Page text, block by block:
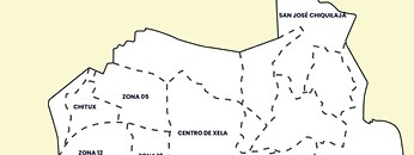
INCENDIAR VIVIENDA DE SU VECINA
a Ana “N”, de 26 años, quien es
policial, la detenci&oacut
a Ana “N”, de 26 años, quien es
con el informe policial, la detenci&oacut...